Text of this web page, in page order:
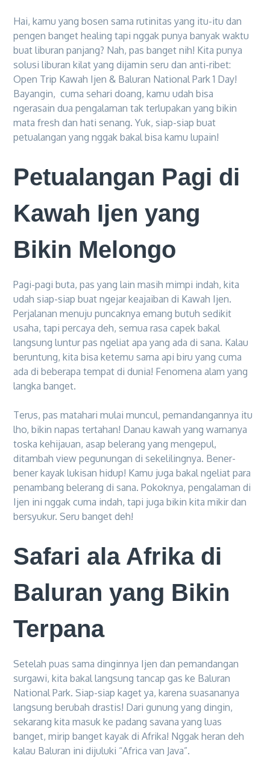
Hai, kamu yang bosen sama rutinitas yang itu-itu dan
pengen banget healing tapi nggak punya banyak waktu
buat liburan panjang? Nah, pas banget nih! Kita punya
solusi liburan kilat yang dijamin seru dan anti-ribet:
Open Trip Kawah Ijen & Baluran National Park 1 Day!
Bayangin, cuma sehari doang, kamu udah bisa
ngerasain dua pengalaman tak terlupakan yang bikin
mata fresh dan hati senang. Yuk, siap-siap buat
petualangan yang nggak bakal bisa kamu lupain!
Petualangan Pagi di
Kawah Ijen yang
Bikin Melongo
Pagi-pagi buta, pas yang lain masih mimpi indah, kita
udah siap-siap buat ngejar keajaiban di Kawah Ijen.
Perjalanan menuju puncaknya emang butuh sedikit
usaha, tapi percaya deh, semua rasa capek bakal
langsung luntur pas ngeliat apa yang ada di sana. Kalau
beruntung, kita bisa ketemu sama api biru yang cuma
ada di beberapa tempat di dunia! Fenomena alam yang
langka banget.
Terus, pas matahari mulai muncul, pemandangannya itu
lho, bikin napas tertahan! Danau kawah yang warnanya
toska kehijauan, asap belerang yang mengepul,
ditambah view pegunungan di sekelilingnya. Bener-
bener kayak lukisan hidup! Kamu juga bakal ngeliat para
penambang belerang di sana. Pokoknya, pengalaman di
Ijen ini nggak cuma indah, tapi juga bikin kita mikir dan
bersyukur. Seru banget deh!
Safari ala Afrika di
Baluran yang Bikin
Terpana
Setelah puas sama dinginnya Ijen dan pemandangan
surgawi, kita bakal langsung tancap gas ke Baluran
National Park. Siap-siap kaget ya, karena suasananya
langsung berubah drastis! Dari gunung yang dingin,
sekarang kita masuk ke padang savana yang luas
banget, mirip banget kayak di Afrika! Nggak heran deh
kalau Baluran ini dijuluki “Africa van Java”.